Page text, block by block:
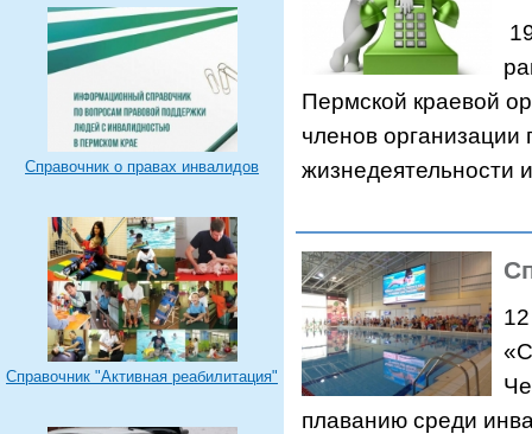
Справочник о правах инвалидов
Справочник "Активная реабилитация"
Пермской краевой
членов
плаванию среди